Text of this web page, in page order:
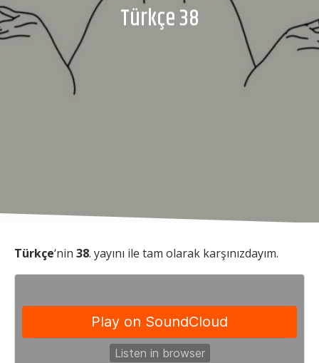
Türkçe 38
Türkçe‘nin 38. yayını ile tam olarak karşınızdayım.